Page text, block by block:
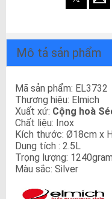
Mô tả sản phẩm
Mã sản phẩm: EL3732
Thương hiệu: Elmich
Xuất xứ: Cộng hoà
Chất liệu: Inox
Kích thước: Ø18cm x
Dung tích : 2.5L
Trọng lượng: 1240gram
Màu sắc: Silver